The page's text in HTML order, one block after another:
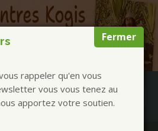
Fermer
rappeler qu'en vous
vous vous tenez au
apportez votre soutien.